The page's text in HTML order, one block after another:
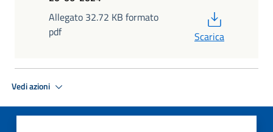
Allegato 32.72 KB formato
pdf
Scarica
Vedi azioni